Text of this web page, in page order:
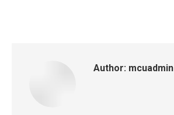
Author: mcuadmin